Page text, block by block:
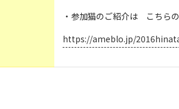
・参加猫のご紹介は こちら
https://ameblo.jp/